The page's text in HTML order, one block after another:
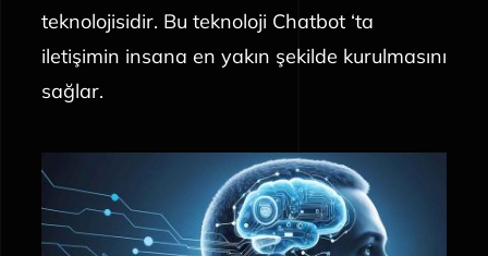
teknolojisidir. Bu teknoloji Chatbot ‘ta
iletişimin insana en yakın şekilde kurulmasını
sağlar.